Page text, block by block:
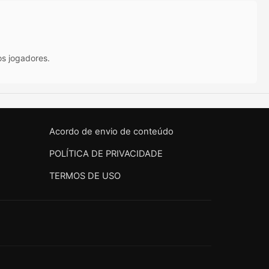
jogadores.
Acordo de envio de conteúdo
POLÍTICA DE PRIVACIDADE
TERMOS DE USO